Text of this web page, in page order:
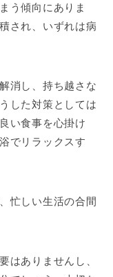
う傾向にありま
され、いずれは病
消し、持ち越さな
した対策としては
い食事を心掛け
でリラックスす
忙しい生活の合間
はありませんし、